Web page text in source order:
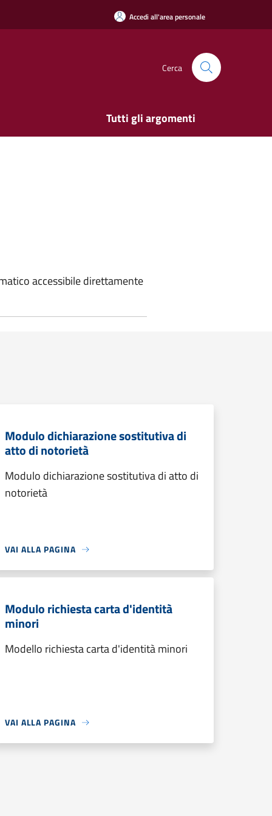
Accedi all'area personale
Cerca
Tutti gli argomenti
accessibile direttamente
Modulo dichiarazione sostitutiva di
atto di notorietà
Modulo dichiarazione sostitutiva di atto di
notorietà
VAI ALLA PAGINA
Modulo richiesta carta d'identità
minori
Modello richiesta carta d'identità minori
VAI ALLA PAGINA